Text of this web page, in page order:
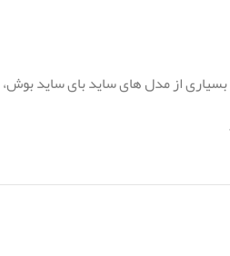
از مدل های ساید بای ساید